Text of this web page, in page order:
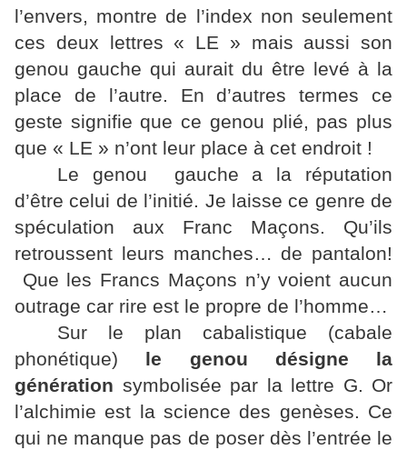
l’envers, montre de l’index non seulement
ces deux lettres « LE » mais aussi son
genou gauche qui aurait du être levé à la
place de l’autre. En d’autres termes ce
geste signifie que ce genou plié, pas plus
que « LE » n’ont leur place à cet endroit !
Le genou gauche a la réputation
d’être celui de l’initié. Je laisse ce genre de
spéculation aux Franc Maçons. Qu’ils
retroussent leurs manches… de pantalon!
Que les Francs Maçons n’y voient aucun
outrage car rire est le propre de l’homme…
Sur le plan cabalistique (cabale
phonétique) le genou désigne la
génération symbolisée par la lettre G. Or
l’alchimie est la science des genèses. Ce
qui ne manque pas de poser dès l’entrée le